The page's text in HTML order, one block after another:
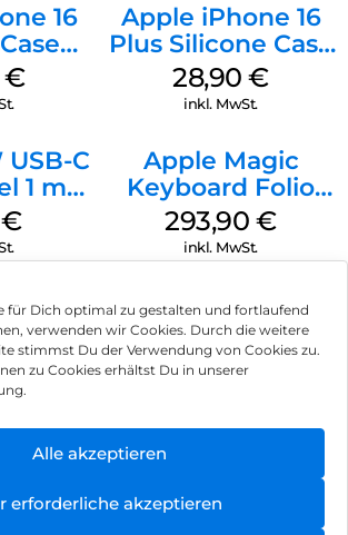
für Dich optimal zu gestalten und fortlaufend
verwenden wir Cookies. Durch die weitere
stimmst Du der Verwendung von Cookies zu.
zu Cookies erhältst Du in unserer
Alle akzeptieren
erforderliche akzeptieren
16
€
Apple iPhone 16
Plus Silicone Case
MagSafe Black
28,90€
inkl. MwSt.
C
1 m
€
Apple Magic
Keyboard Folio
iPad 10.9″ (10.Gen.)
Weiß
293,90€
inkl. MwSt.